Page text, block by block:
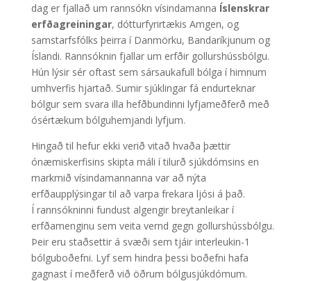
dag er fjallað um rannsókn vísindamanna Íslenskrar
erfðagreiningar, dótturfyrirtækis Amgen, og
samstarfsfólks þeirra í Danmörku, Bandaríkjunum og
Íslandi. Rannsóknin fjallar um erfðir gollurshússbólgu.
Hún lýsir sér oftast sem sársaukafull bólga í himnum
umhverfis hjartað. Sumir sjúklingar fá endurteknar
bólgur sem svara illa hefðbundinni lyfjameðferð með
ósértækum bólguhemjandi lyfjum.
Hingað til hefur ekki verið vitað hvaða þættir
ónæmiskerfisins skipta máli í tilurð sjúkdómsins en
markmið vísindamannanna var að nýta
erfðaupplýsingar til að varpa frekara ljósi á það.
Í rannsókninni fundust algengir breytanleikar í
erfðamenginu sem veita vernd gegn gollurshússbólgu.
Þeir eru staðsettir á svæði sem tjáir interleukin-1
bólguboðefni. Lyf sem hindra þessi boðefni hafa
gagnast í meðferð við öðrum bólgusjúkdómum.